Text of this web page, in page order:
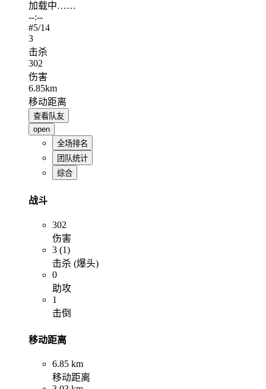
加载中……
--:--
#5/14
3
击杀
302
伤害
6.85km
移动距离
查看队友
open
全场排名
团队统计
综合
战斗
302
伤害
3 (1)
击杀 (爆头)
0
助攻
1
击倒
移动距离
6.85 km
移动距离